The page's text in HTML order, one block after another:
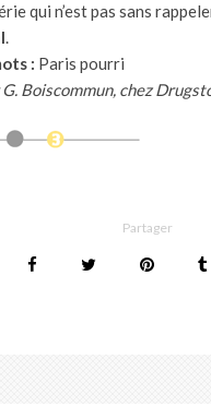
qui n’est pas sans
.
: Paris pourri
Boiscommun, chez
Partager